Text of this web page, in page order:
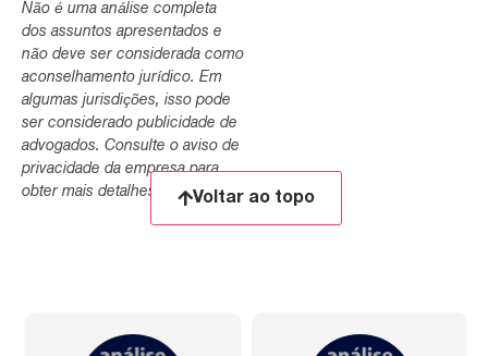
Não é uma análise completa
dos assuntos apresentados e
não deve ser considerada como
aconselhamento jurídico. Em
algumas jurisdições, isso pode
ser considerado publicidade de
advogados. Consulte o aviso de
privacidade da empresa para
obter mais detalhes.
Voltar ao topo